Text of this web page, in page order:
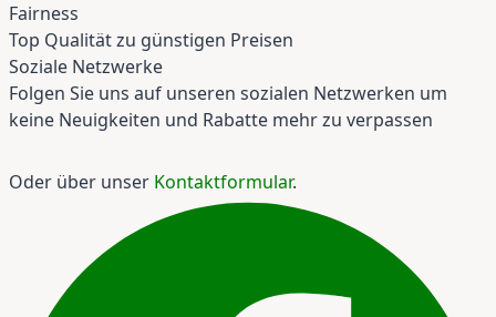
Fairness
Top Qualität zu günstigen Preisen
Soziale Netzwerke
Folgen Sie uns auf unseren sozialen Netzwerken um
keine Neuigkeiten und Rabatte mehr zu verpassen
Oder über unser Kontaktformular.